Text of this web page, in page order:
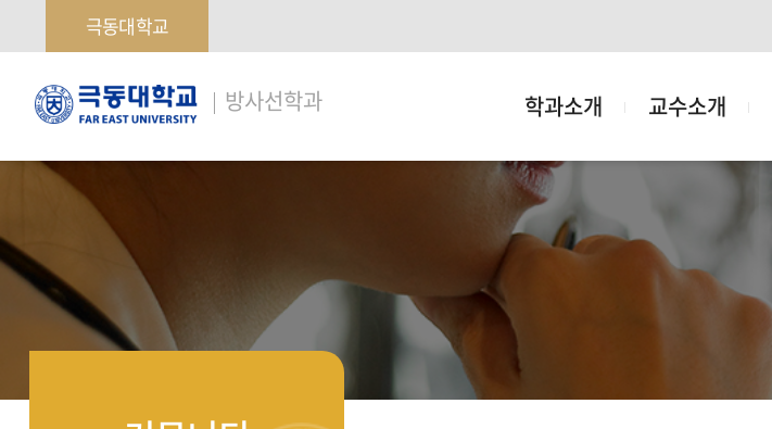
극동대학교
극
동
방사선학과 학과소개 교수소개